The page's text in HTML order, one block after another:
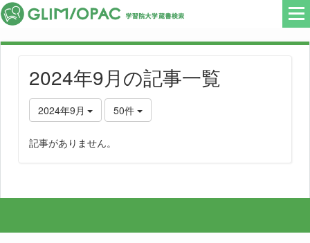
2024年9月の記事一覧
2024年9月 50件
記事がありません。